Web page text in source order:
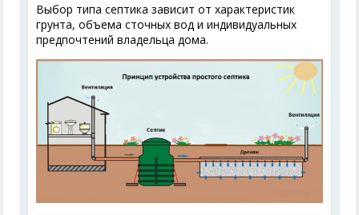
Выбор типа септика зависит от характеристик
грунта, объема сточных вод и индивидуальных
предпочтений владельца дома.